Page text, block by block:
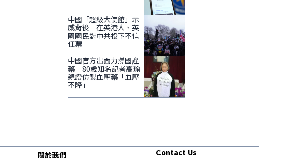
中國「超級大使館」示
威背後 在英港人、英
國國民對中共投下不信
任票
中國官方出面力撐國產
藥 80歲知名記者高瑜
親證仿製血壓藥「血壓
不降」
關於我們 Contact Us